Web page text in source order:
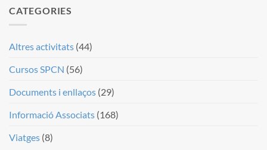
CATEGORIES
Altres activitats (44)
Cursos SPCN (56)
Documents i enllaços (29)
Informació Associats (168)
Viatges (8)